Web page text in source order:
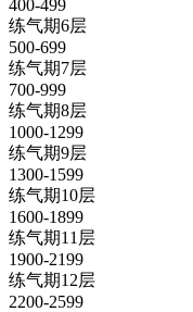
400-499
练气期6层
500-699
练气期7层
700-999
练气期8层
1000-1299
练气期9层
1300-1599
练气期10层
1600-1899
练气期11层
1900-2199
练气期12层
2200-2599